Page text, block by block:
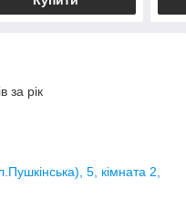
за рік
5, кімната 2,